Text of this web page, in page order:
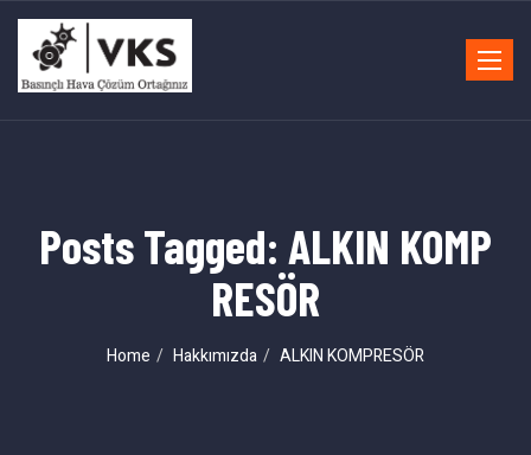
Toggle
Posts Tagged: ALKIN KOMP
RESÖR
Home Hakkımızda ALKIN KOMPRESÖR